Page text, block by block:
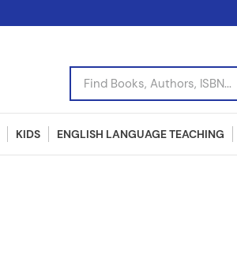
Find Books, Authors, ISBN...
KIDS ENGLISH LANGUAGE TEACHING